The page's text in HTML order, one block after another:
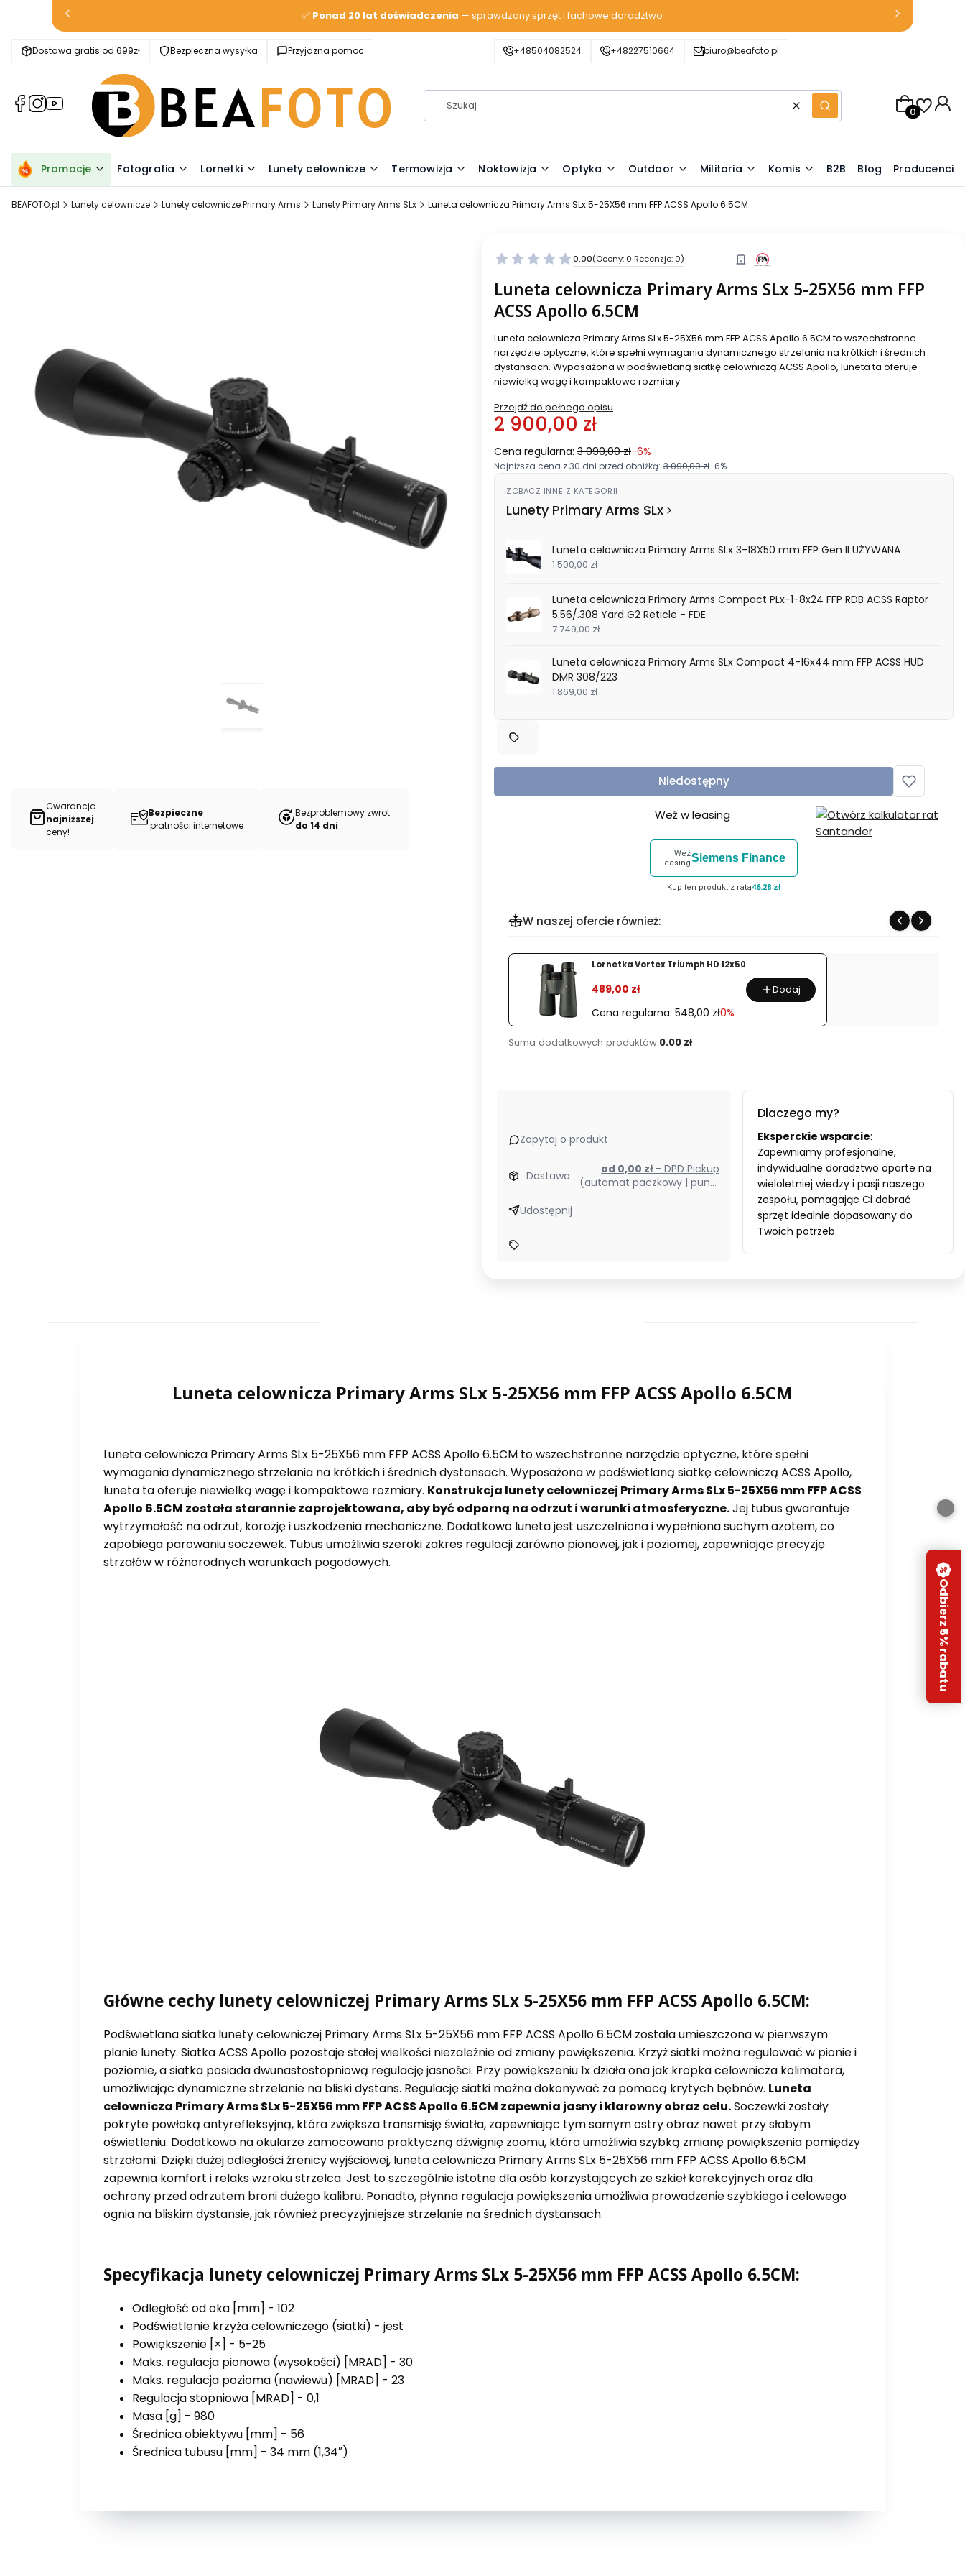
✅ Ponad 20 lat doświadczenia — sprawdzony sprzęt i fachowe doradztwo
Dostawa gratis od 699zł Bezpieczna wysyłka Przyjazna pomoc +48504082524 +48227510664 biuro@beafoto.pl
(Otwiera
karcie)
(Otwiera
karcie)
(Otwiera
karcie)
WyczyśćSzukaj
Produkty w
Promocje Fotografia Lornetki Lunety celownicze Termowizja Noktowizja Optyka Outdoor Militaria Komis B2B Blog Producenci
BEAFOTO.pl Lunety celownicze Lunety celownicze Primary Arms Lunety Primary Arms SLx Luneta celownicza Primary Arms SLx 5-25X56 mm FFP ACSS Apollo 6.5CM
Gwarancja
najniższej
ceny!
Bezpieczne
płatności internetowe
Bezproblemowy zwrot
do 14 dni
0.00(Oceny: 0 Recenzje: 0)
Luneta celownicza Primary Arms SLx 5-25X56 mm FFP
ACSS Apollo 6.5CM
Luneta celownicza Primary Arms SLx 5-25X56 mm FFP ACSS Apollo 6.5CM to wszechstronne
narzędzie optyczne, które spełni wymagania dynamicznego strzelania na krótkich i średnich
dystansach. Wyposażona w podświetlaną siatkę celowniczą ACSS Apollo, luneta ta oferuje
niewielką wagę i kompaktowe rozmiary.
Przejdź do pełnego opisu
2 900,00 zł
Cena regularna: 3 090,00 zł-6%
Najniższa cena z 30 dni przed obniżką: 3 090,00 zł-6%
ZOBACZ INNE Z KATEGORII
Lunety Primary Arms SLx
Luneta celownicza Primary Arms SLx 3-18X50 mm FFP Gen II UŻYWANA
1 500,00 zł
Luneta celownicza Primary Arms Compact PLx-1-8x24 FFP RDB ACSS Raptor
5.56/.308 Yard G2 Reticle - FDE
7 749,00 zł
Luneta celownicza Primary Arms SLx Compact 4-16x44 mm FFP ACSS HUD
DMR 308/223
1 869,00 zł
Niedostępny
Weź w leasing
Weź
leasingSiemens Finance
Kup ten produkt z ratą46.28 zł
W naszej ofercie również:
Lornetka Vortex Triumph HD 12x50
489,00 zł
Cena regularna: 548,00 zł0%
Dodaj
Suma dodatkowych produktów:0.00 zł
Zapytaj o produkt
Dostawa od 0,00 zł - DPD Pickup
(automat paczkowy | punkt
Udostępnij
Dlaczego my?
Eksperckie wsparcie:
Zapewniamy profesjonalne,
indywidualne doradztwo oparte na
wieloletniej wiedzy i pasji naszego
zespołu, pomagając Ci dobrać
sprzęt idealnie dopasowany do
Twoich potrzeb.
Luneta celownicza Primary Arms SLx 5-25X56 mm FFP ACSS Apollo 6.5CM
Luneta celownicza Primary Arms SLx 5-25X56 mm FFP ACSS Apollo 6.5CM to wszechstronne narzędzie optyczne, które spełni
wymagania dynamicznego strzelania na krótkich i średnich dystansach. Wyposażona w podświetlaną siatkę celowniczą ACSS Apollo,
luneta ta oferuje niewielką wagę i kompaktowe rozmiary. Konstrukcja lunety celowniczej Primary Arms SLx 5-25X56 mm FFP ACSS
Apollo 6.5CM została starannie zaprojektowana, aby być odporną na odrzut i warunki atmosferyczne.Jej tubus gwarantuje
wytrzymałość na odrzut, korozję i uszkodzenia mechaniczne. Dodatkowo luneta jest uszczelniona i wypełniona suchym azotem, co
zapobiega parowaniu soczewek. Tubus umożliwia szeroki zakres regulacji zarówno pionowej, jak i poziomej, zapewniając precyzję
strzałów w różnorodnych warunkach pogodowych.
Główne cechy lunety celowniczej Primary Arms SLx 5-25X56 mm FFP ACSS Apollo 6.5CM:
Podświetlana siatka lunety celowniczej Primary Arms SLx 5-25X56 mm FFP ACSS Apollo 6.5CM została umieszczona w pierwszym
planie lunety. Siatka ACSS Apollo pozostaje stałej wielkości niezależnie od zmiany powiększenia. Krzyż siatki można regulować w pionie i
poziomie, a siatka posiada dwunastostopniową regulację jasności. Przy powiększeniu 1x działa ona jak kropka celownicza kolimatora,
umożliwiając dynamiczne strzelanie na bliski dystans. Regulację siatki można dokonywać za pomocą krytych bębnów. Luneta
celownicza Primary Arms SLx 5-25X56 mm FFP ACSS Apollo 6.5CM zapewnia jasny i klarowny obraz celu.Soczewki zostały
pokryte powłoką antyrefleksyjną, która zwiększa transmisję światła, zapewniając tym samym ostry obraz nawet przy słabym
oświetleniu. Dodatkowo na okularze zamocowano praktyczną dźwignię zoomu, która umożliwia szybką zmianę powiększenia pomiędzy
strzałami. Dzięki dużej odległości źrenicy wyjściowej, luneta celownicza Primary Arms SLx 5-25X56 mm FFP ACSS Apollo 6.5CM
zapewnia komfort i relaks wzroku strzelca. Jest to szczególnie istotne dla osób korzystających ze szkieł korekcyjnych oraz dla
ochrony przed odrzutem broni dużego kalibru. Ponadto, płynna regulacja powiększenia umożliwia prowadzenie szybkiego i celowego
ognia na bliskim dystansie, jak również precyzyjniejsze strzelanie na średnich dystansach.
Specyfikacja lunety celowniczej Primary Arms SLx 5-25X56 mm FFP ACSS Apollo 6.5CM:
Odległość od oka [mm] - 102
Podświetlenie krzyża celowniczego (siatki) - jest
Powiększenie [×] - 5-25
Maks. regulacja pionowa (wysokości) [MRAD] - 30
Maks. regulacja pozioma (nawiewu) [MRAD] - 23
Regulacja stopniowa [MRAD] - 0,1
Masa [g] - 980
Średnica obiektywu [mm] - 56
Średnica tubusu [mm] - 34 mm (1,34″)
Odbierz 5% rabatu